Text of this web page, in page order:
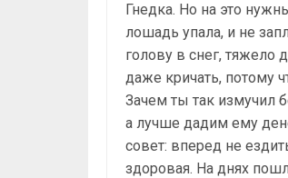
Гнедка. Но на это
лошадь упала, и не
голову в снег,
даже кричать, потому
Зачем ты так измучил
а лучше дадим ему
совет: вперед не
здоровая. На днях